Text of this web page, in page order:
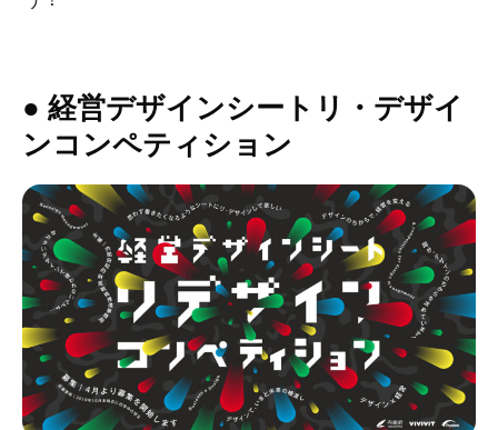
● 経営デザインシートリ・デザイ
ンコンペティション